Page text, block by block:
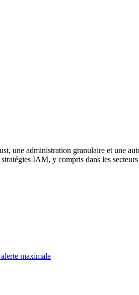
une administration granulaire et une
IAM, y compris dans les secteurs
maximale